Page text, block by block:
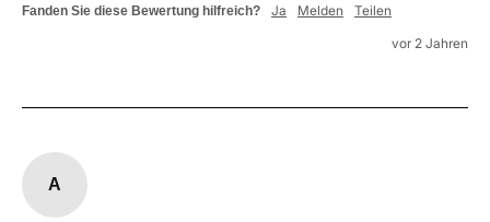
Fanden Sie diese Bewertung hilfreich? Ja Melden
Teilen
vor 2 Jahren
A